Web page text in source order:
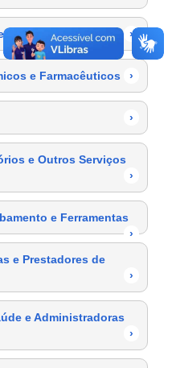
›
e Farmacêuticos ›
›
e Outros Serviços
›
e Ferramentas
›
e Prestadores de
›
e Administradoras
›